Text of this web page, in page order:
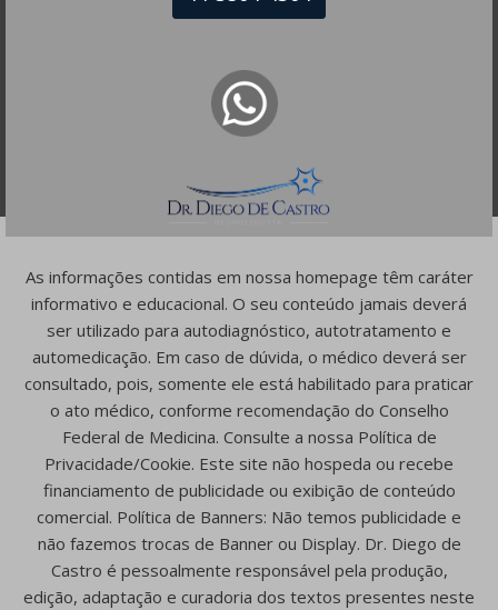
As informações contidas em nossa homepage têm caráter
informativo e educacional. O seu conteúdo jamais deverá
ser utilizado para autodiagnóstico, autotratamento e
automedicação. Em caso de dúvida, o médico deverá ser
consultado, pois, somente ele está habilitado para praticar
o ato médico, conforme recomendação do Conselho
Federal de Medicina. Consulte a nossa Política de
Privacidade/Cookie. Este site não hospeda ou recebe
financiamento de publicidade ou exibição de conteúdo
comercial. Política de Banners: Não temos publicidade e
não fazemos trocas de Banner ou Display. Dr. Diego de
Castro é pessoalmente responsável pela produção,
edição, adaptação e curadoria dos textos presentes neste